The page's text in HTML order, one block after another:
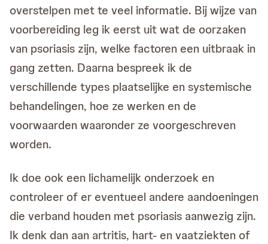
overstelpen met te veel informatie. Bij wijze van
voorbereiding leg ik eerst uit wat de oorzaken
van psoriasis zijn, welke factoren een uitbraak in
gang zetten. Daarna bespreek ik de
verschillende types plaatselijke en systemische
behandelingen, hoe ze werken en de
voorwaarden waaronder ze voorgeschreven
worden.
Ik doe ook een lichamelijk onderzoek en
controleer of er eventueel andere aandoeningen
die verband houden met psoriasis aanwezig zijn.
Ik denk dan aan artritis, hart- en vaatziekten of